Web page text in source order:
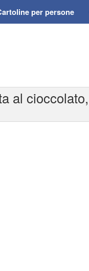
per persone
al cioccolato,